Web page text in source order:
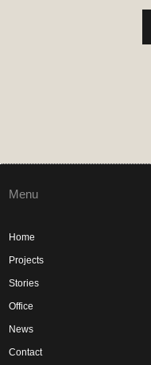
Menu
Home
Projects
Stories
Office
News
Contact